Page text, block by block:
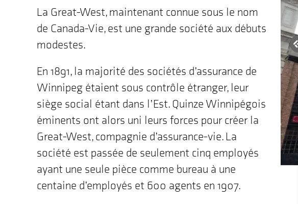
La Great-West, maintenant connue sous le nom
de Canada-Vie, est une grande société aux débuts
modestes.
En 1891, la majorité des sociétés d’assurance de
Winnipeg étaient sous contrôle étranger, leur
siège social étant dans l’Est. Quinze Winnipégois
éminents ont alors uni leurs forces pour créer la
Great-West, compagnie d’assurance-vie. La
société est passée de seulement cinq employés
ayant une seule pièce comme bureau à une
centaine d’employés et 600 agents en 1907.